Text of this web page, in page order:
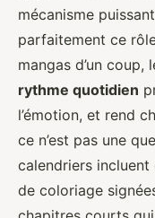
mécanisme
parfaitement ce
mangas d’un
rythme quotidien
l’émotion, et rend
ce n’est pas une
calendriers
de coloriage